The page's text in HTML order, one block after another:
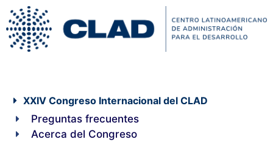
XXIV Congreso Internacional del CLAD
Preguntas frecuentes
Acerca del Congreso